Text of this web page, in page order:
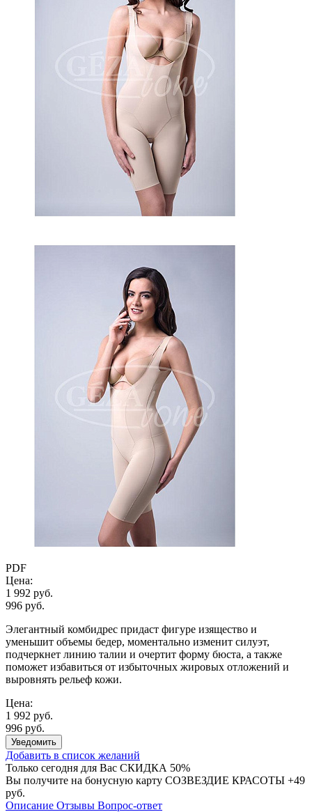
PDF
Цена:
1 992 руб.
996 руб.
Элегантный комбидрес придаст фигуре изящество и
уменьшит объемы бедер, моментально изменит силуэт,
подчеркнет линию талии и очертит форму бюста, а также
поможет избавиться от избыточных жировых отложений и
выровнять рельеф кожи.
Цена:
1 992 руб.
996 руб.
Уведомить
Добавить в список желаний
Только сегодня для Вас СКИДКА 50%
Вы получите на бонусную карту СОЗВЕЗДИЕ КРАСОТЫ +49
руб.
Описание Отзывы Вопрос-ответ